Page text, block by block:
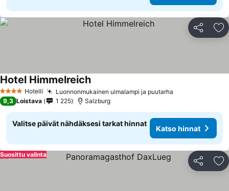
Jaa
4 Tähtiluokitus
Hotelli Luonnonmukainen uimalampi ja puutarha
Hotel Himmelreich
9,3 Loistava 1 225 Salzburg
Valitse päivät nähdäksesi tarkat hinnat
Katso hinnat
Jaa
Suosittu valinta